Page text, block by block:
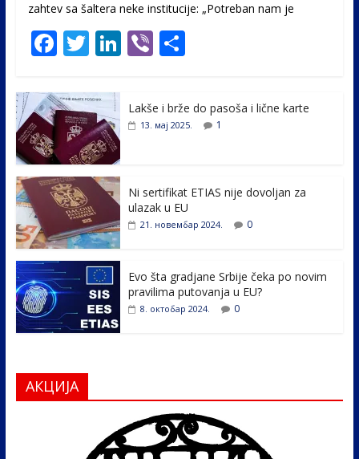
zahtev sa šaltera neke institucije: „Potreban nam je
F
e
b
o
o
k
T
itt
er
Li
e
Vi
er
S
ar
e
Lakše i brže do pasoša i lične karte
13. мај 2025. 1
Ni sertifikat ETIAS nije dovoljan za
ulazak u EU
21. новембар 2024. 0
Evo šta gradjane Srbije čeka po novim
pravilima putovanja u EU?
8. октобар 2024. 0
АКЦИЈА